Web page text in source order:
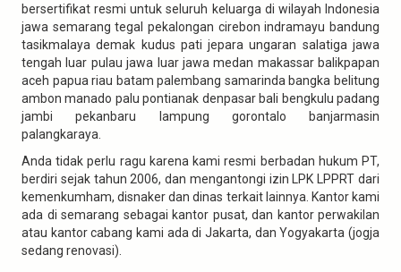
bersertifikat resmi untuk seluruh keluarga di wilayah Indonesia
jawa semarang tegal pekalongan cirebon indramayu bandung
tasikmalaya demak kudus pati jepara ungaran salatiga jawa
tengah luar pulau jawa luar jawa medan makassar balikpapan
aceh papua riau batam palembang samarinda bangka belitung
ambon manado palu pontianak denpasar bali bengkulu padang
jambi pekanbaru lampung gorontalo banjarmasin
palangkaraya.
Anda tidak perlu ragu karena kami resmi berbadan hukum PT,
berdiri sejak tahun 2006, dan mengantongi izin LPK LPPRT dari
kemenkumham, disnaker dan dinas terkait lainnya. Kantor kami
ada di semarang sebagai kantor pusat, dan kantor perwakilan
atau kantor cabang kami ada di Jakarta, dan Yogyakarta (jogja
sedang renovasi).